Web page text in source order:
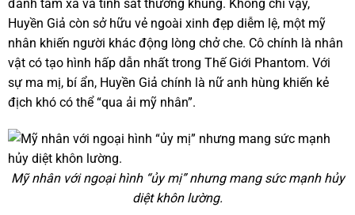
đánh tầm xa và tính sát thương khủng. Không chỉ vậy,
Huyền Giả còn sở hữu vẻ ngoài xinh đẹp diễm lệ, một mỹ
nhân khiến người khác động lòng chở che. Cô chính là nhân
vật có tạo hình hấp dẫn nhất trong Thế Giới Phantom. Với
sự ma mị, bí ẩn, Huyền Giả chính là nữ anh hùng khiến kẻ
địch khó có thể “qua ải mỹ nhân”.
Mỹ nhân với ngoại hình “ủy mị” nhưng mang sức mạnh hủy
diệt khôn lường.